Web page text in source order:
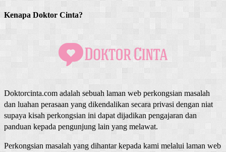
Kenapa Doktor Cinta?
Doktorcinta.com adalah sebuah laman web perkongsian masalah
dan luahan perasaan yang dikendalikan secara privasi dengan niat
supaya kisah perkongsian ini dapat dijadikan pengajaran dan
panduan kepada pengunjung lain yang melawat.
Perkongsian masalah yang dihantar kepada kami melalui laman web